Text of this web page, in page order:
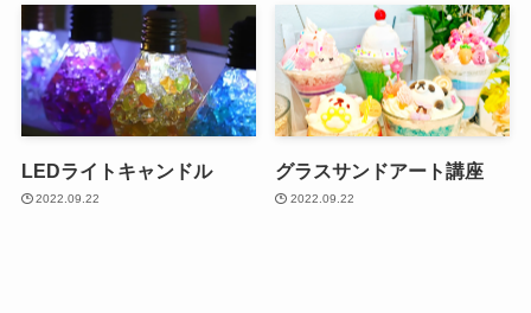
LEDライトキャンドル
2022.09.22
グラスサンドアート講座
2022.09.22